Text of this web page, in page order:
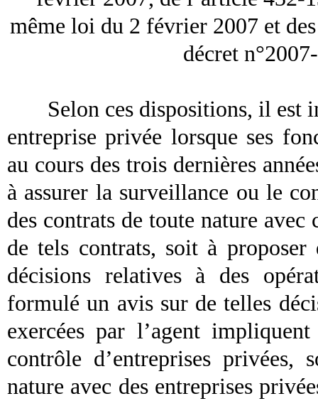
même loi du 2 février 2007 et
décret
Selon ces dispositions, il est
entreprise privée lorsque ses
au cours des trois dernières
à assurer la surveillance ou le
des contrats de toute nature
de tels contrats, soit à proposer
décisions relatives à des
formulé un avis sur de telles
exercées par l’agent
contrôle d’entreprises
nature avec des entreprises